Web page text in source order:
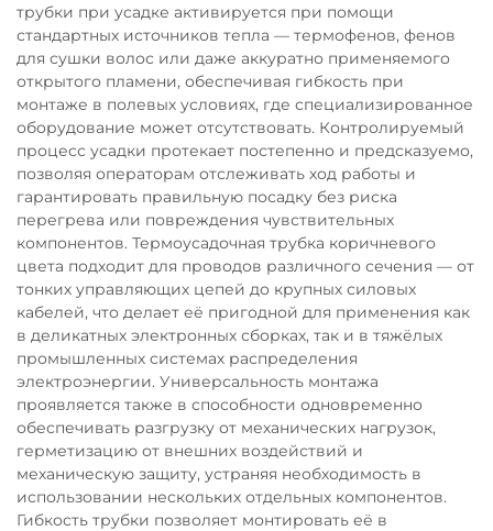
трубки при усадке активируется при помощи
стандартных источников тепла — термофенов, фенов
для сушки волос или даже аккуратно применяемого
открытого пламени, обеспечивая гибкость при
монтаже в полевых условиях, где специализированное
оборудование может отсутствовать. Контролируемый
процесс усадки протекает постепенно и предсказуемо,
позволяя операторам отслеживать ход работы и
гарантировать правильную посадку без риска
перегрева или повреждения чувствительных
компонентов. Термоусадочная трубка коричневого
цвета подходит для проводов различного сечения — от
тонких управляющих цепей до крупных силовых
кабелей, что делает её пригодной для применения как
в деликатных электронных сборках, так и в тяжёлых
промышленных системах распределения
электроэнергии. Универсальность монтажа
проявляется также в способности одновременно
обеспечивать разгрузку от механических нагрузок,
герметизацию от внешних воздействий и
механическую защиту, устраняя необходимость в
использовании нескольких отдельных компонентов.
Гибкость трубки позволяет монтировать её в